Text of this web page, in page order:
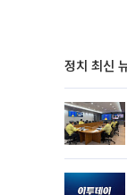
정치 최신